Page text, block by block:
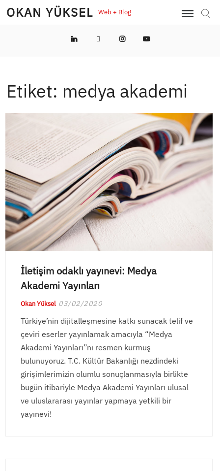
SkipOKAN YÜKSEL Web + Blog
LinkedInTwitterInstagramYouTube
Etiket: medya akademi
İletişim odaklı yayınevi: Medya
Akademi Yayınları
Okan Yüksel 03/02/2020
Türkiye’nin dijitalleşmesine katkı sunacak telif ve
çeviri eserler yayınlamak amacıyla “Medya
Akademi Yayınları”nı resmen kurmuş
bulunuyoruz. T.C. Kültür Bakanlığı nezdindeki
girişimlerimizin olumlu sonuçlanmasıyla birlikte
bugün itibariyle Medya Akademi Yayınları ulusal
ve uluslararası yayınlar yapmaya yetkili bir
yayınevi!